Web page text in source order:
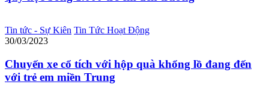
Tin tức - Sự Kiên Tin Tức Hoạt Động
30/03/2023
Chuyến xe cổ tích với hộp quà khổng lồ đang đến
với trẻ em miền Trung